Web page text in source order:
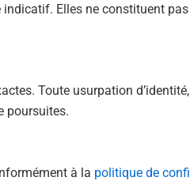
Elles ne constituent
Toute usurpation
poursuites.
à la politique de